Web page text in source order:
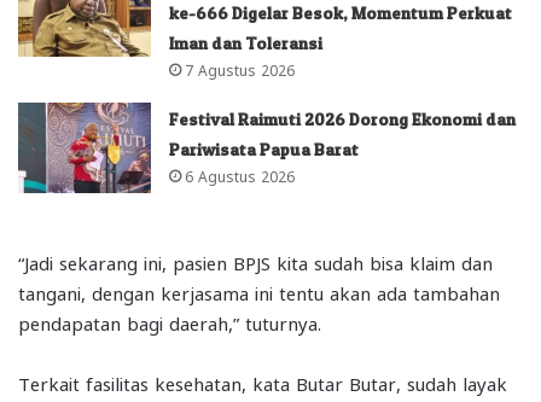
ke-666 Digelar Besok, Momentum Perkuat
Iman dan Toleransi
7 Agustus 2026
Festival Raimuti 2026 Dorong Ekonomi dan
Pariwisata Papua Barat
6 Agustus 2026
“Jadi sekarang ini, pasien BPJS kita sudah bisa klaim dan
tangani, dengan kerjasama ini tentu akan ada tambahan
pendapatan bagi daerah,” tuturnya.
Terkait fasilitas kesehatan, kata Butar Butar, sudah layak